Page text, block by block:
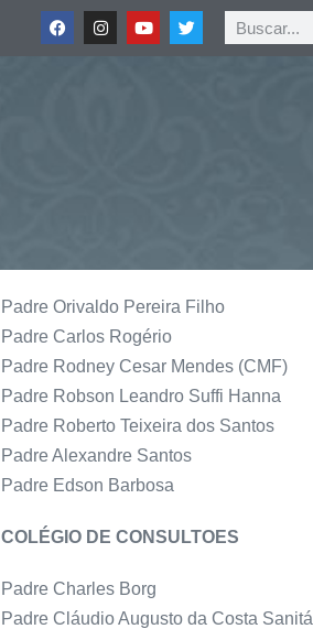
Padre Orivaldo Pereira Filho
Padre Carlos Rogério
Padre Rodney Cesar Mendes (CMF)
Padre Robson Leandro Suffi Hanna
Padre Roberto Teixeira dos Santos
Padre Alexandre Santos
Padre Edson Barbosa
COLÉGIO DE CONSULTOES
Padre Charles Borg
Padre Cláudio Augusto da Costa Sanitá